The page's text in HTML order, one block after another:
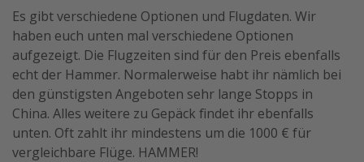
Reisepassfreie Reiseziele
Travel Know How
Silvesterreisen
Last Minute Urlaub Mallorca
Last Minute Urlaub Deutschland
Es gibt verschiedene Optionen und Flugdaten. Wir
haben euch unten mal verschiedene Optionen
aufgezeigt. Die Flugzeiten sind für den Preis ebenfalls
echt der Hammer. Normalerweise habt ihr nämlich bei
den günstigsten Angeboten sehr lange Stopps in
China. Alles weitere zu Gepäck findet ihr ebenfalls
unten. Oft zahlt ihr mindestens um die 1000 € für
vergleichbare Flüge. HAMMER!